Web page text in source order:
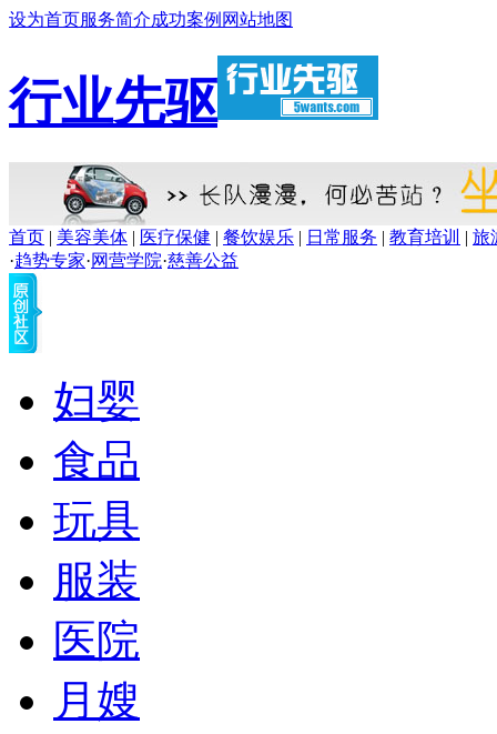
设为首页服务简介成功案例 网站地图
行业先驱
首页 | 美容美体 | 医疗保健 | 餐饮娱乐 | 日常服务 | 教育培训 | 旅
·趋势专家·网营学院·慈善公益
妇婴
食品
玩具
服装
医院
月嫂